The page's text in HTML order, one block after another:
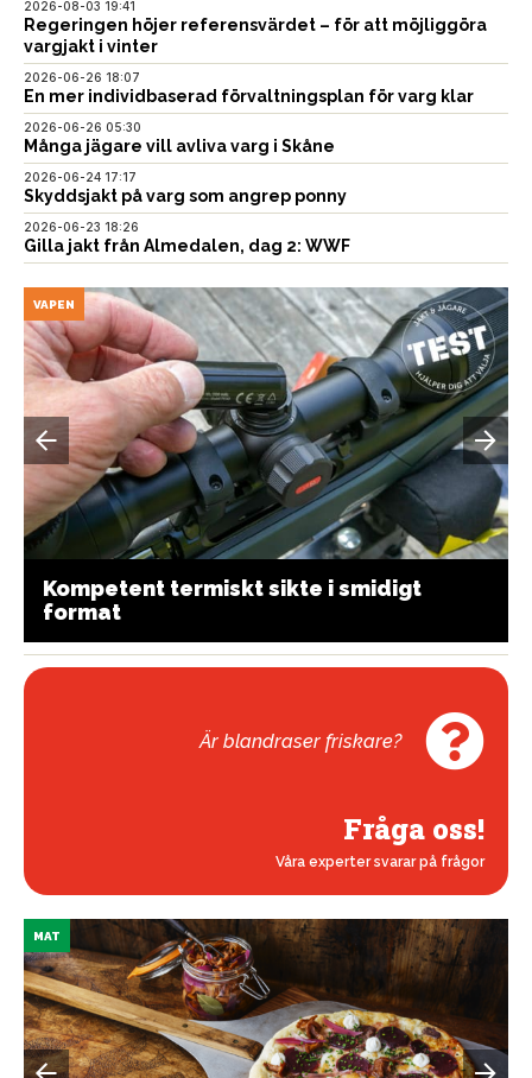
2026-08-03 19:41
Regeringen höjer referensvärdet – för att möjliggöra
vargjakt i vinter
2026-06-26 18:07
En mer individbaserad förvaltningsplan för varg klar
2026-06-26 05:30
Många jägare vill avliva varg i Skåne
2026-06-24 17:17
Skyddsjakt på varg som angrep ponny
2026-06-23 18:26
Gilla jakt från Almedalen, dag 2: WWF
VAPEN
Kompetent termiskt sikte i smidigt
format
Är blandraser friskare?
Fråga oss!
Våra experter svarar på frågor
MAT